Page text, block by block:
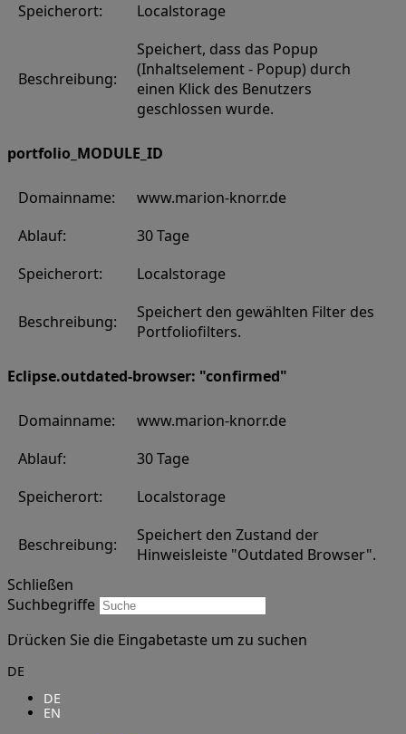
Speicherort:
Localstorage
Beschreibung:
Speichert, dass das Popup
(Inhaltselement - Popup) durch
einen Klick des Benutzers
geschlossen wurde.
portfolio_MODULE_ID
Domainname:
www.marion-knorr.de
Ablauf:
30 Tage
Speicherort:
Localstorage
Beschreibung:
Speichert den gewählten Filter des
Portfoliofilters.
Eclipse.outdated-browser: "confirmed"
Domainname:
www.marion-knorr.de
Ablauf:
30 Tage
Speicherort:
Localstorage
Beschreibung:
Speichert den Zustand der
Hinweisleiste "Outdated Browser".
Schließen
Suchbegriffe
Drücken Sie die Eingabetaste um zu suchen
DE
DE
EN